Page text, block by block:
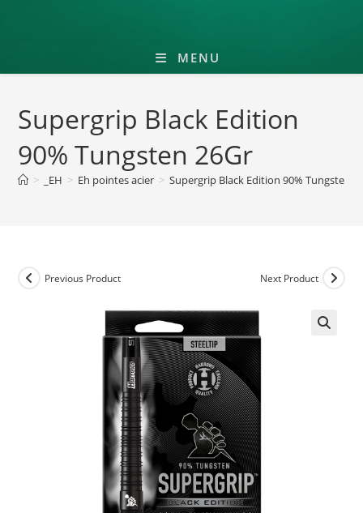
MENU
Supergrip Black Edition
90% Tungsten 26Gr
> _EH > Eh pointes acier > Supergrip Black Edition 90% Tungsten
Previous Product Next Product